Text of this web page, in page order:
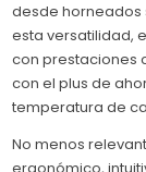
desde horneados
esta versatilidad,
con prestaciones
con el plus de
temperatura de
No menos